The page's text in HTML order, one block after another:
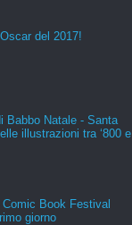
Oscar del 2017!
Babbo Natale - Santa
illustrazioni tra ‘800 e
Book Festival
giorno